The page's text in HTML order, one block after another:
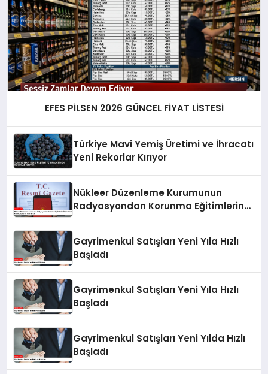
EFES PİLSEN 2026 GÜNCEL FİYAT LİSTESİ
Türkiye Mavi Yemiş Üretimi ve İhracatı
Yeni Rekorlar Kırıyor
Nükleer Düzenleme Kurumunun
Radyasyondan Korunma Eğitimlerine
Gayrimenkul Satışları Yeni Yıla Hızlı
Başladı
Gayrimenkul Satışları Yeni Yıla Hızlı
Başladı
Gayrimenkul Satışları Yeni Yılda Hızlı
Başladı